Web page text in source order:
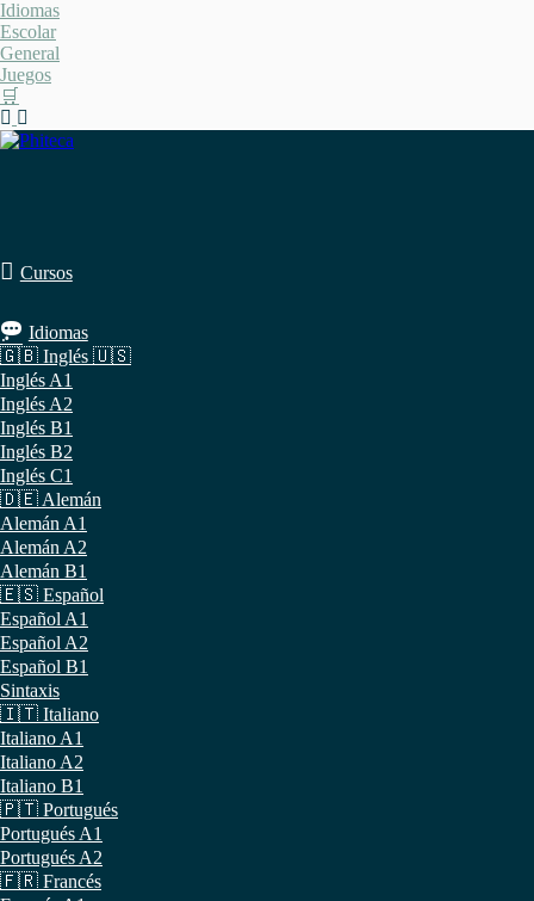
Saltar
al
contenido
Idiomas
Escolar
General
Juegos
🛒
Cursos
Idiomas
🇬🇧 Inglés 🇺🇸
Inglés A1
Inglés A2
Inglés B1
Inglés B2
Inglés C1
🇩🇪 Alemán
Alemán A1
Alemán A2
Alemán B1
🇪🇸 Español
Español A1
Español A2
Español B1
Sintaxis
🇮🇹 Italiano
Italiano A1
Italiano A2
Italiano B1
🇵🇹 Portugués
Portugués A1
Portugués A2
🇫🇷 Francés